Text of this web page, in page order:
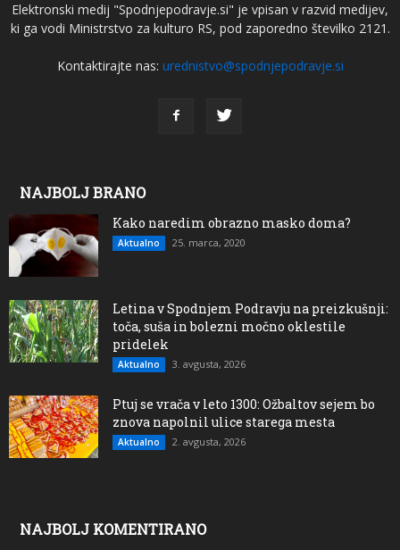
Elektronski medij "Spodnjepodravje.si" je vpisan v razvid medijev,
ki ga vodi Ministrstvo za kulturo RS, pod zaporedno številko 2121.
Kontaktirajte nas: urednistvo@spodnjepodravje.si
NAJBOLJ BRANO
Kako naredim obrazno masko doma?
Aktualno 25. marca, 2020
Letina v Spodnjem Podravju na preizkušnji:
toča, suša in bolezni močno oklestile
pridelek
Aktualno 3. avgusta, 2026
Ptuj se vrača v leto 1300: Ožbaltov sejem bo
znova napolnil ulice starega mesta
Aktualno 2. avgusta, 2026
NAJBOLJ KOMENTIRANO